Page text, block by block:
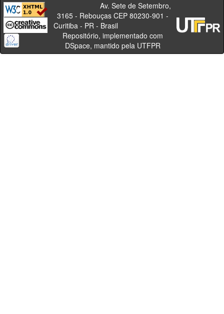
Av. Sete de Setembro,
3165 - Rebouças CEP 80230-901 -
Curitiba - PR - Brasil
Repositório, implementado com
DSpace, mantido pela UTFPR